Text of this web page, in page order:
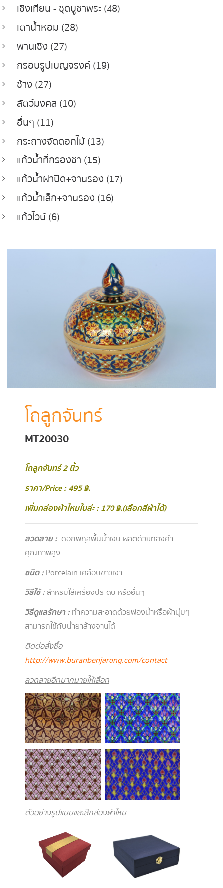
เชิงเทียน - ชุดบูชาพระ (48)
เตาน้ำหอม (28)
พานเชิง (27)
กรอบรูปเบญจรงค์ (19)
ช้าง (27)
สัตว์มงคล (10)
อื่นๆ (11)
กระถางจัดดอกไม้ (13)
แก้วน้ำที่กรองชา (15)
แก้วน้ำฝาปิด+จานรอง (17)
แก้วน้ำเล็ก+จานรอง (16)
แก้วไวน์ (6)
โถลูกจันทร์
MT20030
โถลูกจันทร์ 2 นิ้ว
ราคา/Price : 495 ฿.
เพิ่มกล่องผ้าไหมใบล่ะ : 170 ฿.(เลือกสีผ้าได้)
ลวดลาย: ดอกพิกุลพื้นน้ำเงิน ผลิตด้วยทองคำ
คุณภาพสูง
ชนิด :Porcelain เคลือบขาวเงา
วิธีใช้ :สำหรับใส่เครื่องประดับ หรืออื่นๆ
วิธีดูแลรักษา:ทำความสะอาดด้วยฟองน้ำหรือผ้านุ่มๆ
สามารถใช้กับน้ำยาล้างจานได้
ติดต่อสั่งซื้อ
http://www.buranbenjarong.com/contact
ลวดลายอีกมากมายให้เลือก
ตัวอย่างรูปแบบและสีกล่องผ้าไหม